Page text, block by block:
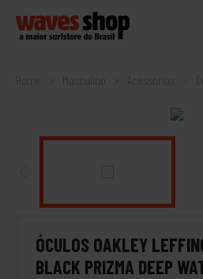
Home
ÓCULOS OAKLEY
BLACK PRIZMA DEEP